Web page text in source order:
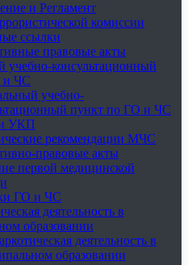
и Регламент
комиссии
ссылки
правовые акты
учебно-консультационный
и ЧС
учебно-
пункт по ГО и ЧС
УКП
рекомендации МЧС
правовые акты
первой медицинской
ГО и ЧС
деятельность в
образовании
деятельность в
образовании